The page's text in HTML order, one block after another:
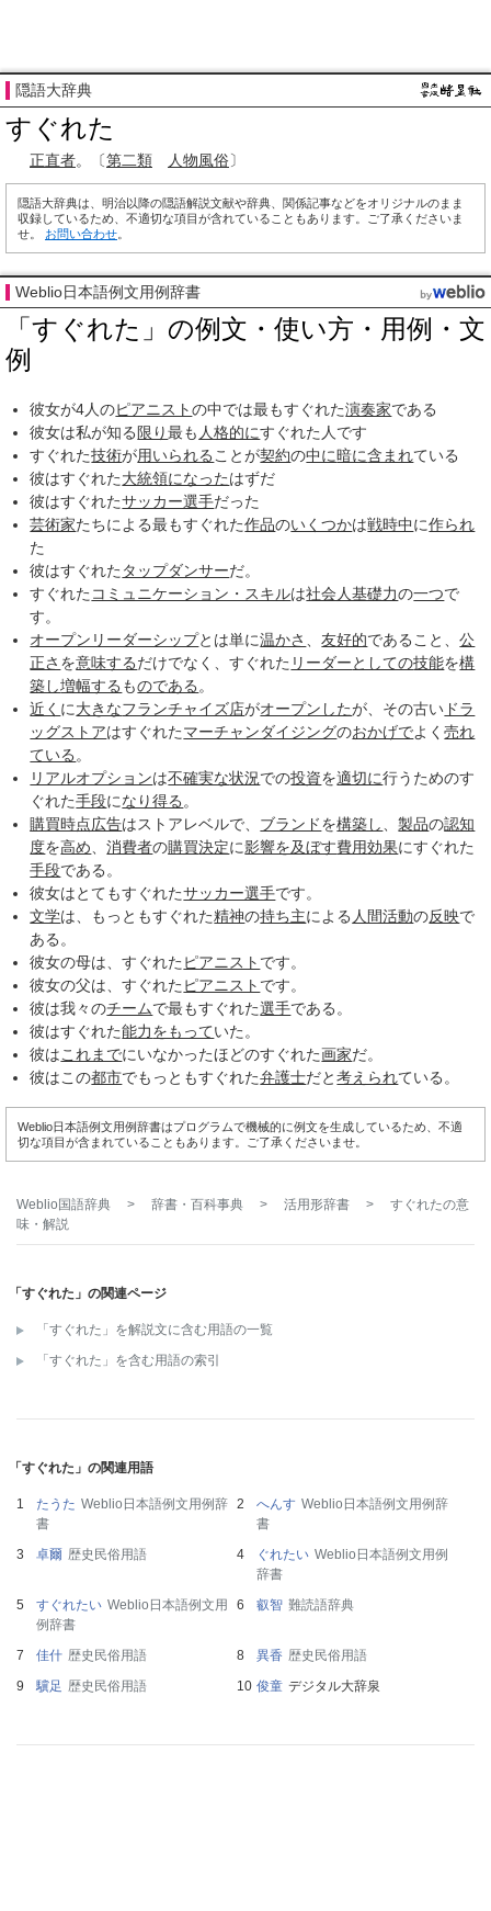
隠語大辞典
すぐれた
正直者。〔第二類 人物 風俗〕
隠語大辞典は、明治以降の隠語解説文献や辞典、関係記事などをオリジナルのまま
収録しているため、不適切な項目が含れていることもあります。ご了承くださいま
せ。 お問い合わせ
Weblio日本語例文用例辞書
「すぐれた」の例文・使い方・用例・文
例
彼女が4人のピアニストの中では最もすぐれた演奏家である
彼女は私が知る 限り最も 人格的にすぐれた人です
すぐれた技術が用いられる ことが契約の中に暗に含まれている
彼はすぐれた大統領になったはずだ
彼はすぐれたサッカー選手だった
芸術家たちによる最もすぐれた作品のいくつかは戦時中に作られ
た
彼はすぐれた タップダンサーだ。
すぐれた コミュニケーション・スキルは社会人基礎力の一つで
す。
オープンリーダーシップとは単に温かさ 、友好的であること、公
正さ を意味するだけでなく、すぐれた リーダーとしての技能を構
築し増幅する ものである 。
近く に大きなフランチャイズ店がオープンしたが、その古い ドラ
ッグストアはすぐれたマーチャンダイジングのおかげでよく売れ
ている 。
リアルオプションは不確実な状況での投資を適切に行うためのす
ぐれた手段になり得る 。
購買時点広告はストアレベルで、 ブランドを構築し 、製品の認知
度を高め 、消費者の購買決定に影響を及ぼす費用効果にすぐれた
手段である。
彼女はとてもすぐれたサッカー選手です。
文学は、もっともすぐれた精神の持ち主による 人間活動の反映で
ある。
彼女の母は、すぐれた ピアニスト です。
彼女の父は、すぐれた ピアニスト です。
彼は我々のチームで最もすぐれた選手である。
彼はすぐれた能力をもっていた。
彼はこれまでにいなかったほどのすぐれた画家だ。
彼はこの都市でもっともすぐれた弁護士だと考えられている。
Weblio日本語例文用例辞書はプログラムで機械的に例文を生成しているため、不適
切な項目が含まれていることもあります。ご了承くださいませ。
Weblio国語辞典 > 辞書・百科事典 > 活用形辞書 > すぐれたの意
味・解説
「すぐれた」の関連ページ
「すぐれた」を解説文に含む用語の一覧
「すぐれた」を含む用語の索引
「すぐれた」の関連用語
たうた Weblio日本語例文用例辞
書
へんす Weblio日本語例文用例辞
書
卓爾 歴史民俗用語 ぐれたい Weblio日本語例文用例
辞書
すぐれたい Weblio日本語例文用
例辞書
叡智 難読語辞典
佳什 歴史民俗用語 異香 歴史民俗用語
驥足 歴史民俗用語 俊童 デジタル大辞泉